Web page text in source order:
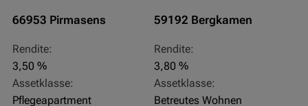
66953 Pirmasens
Rendite:
3,50 %
Assetklasse:
Pflegeapartment
59192 Bergkamen
Rendite:
3,80 %
Assetklasse:
Betreutes Wohnen